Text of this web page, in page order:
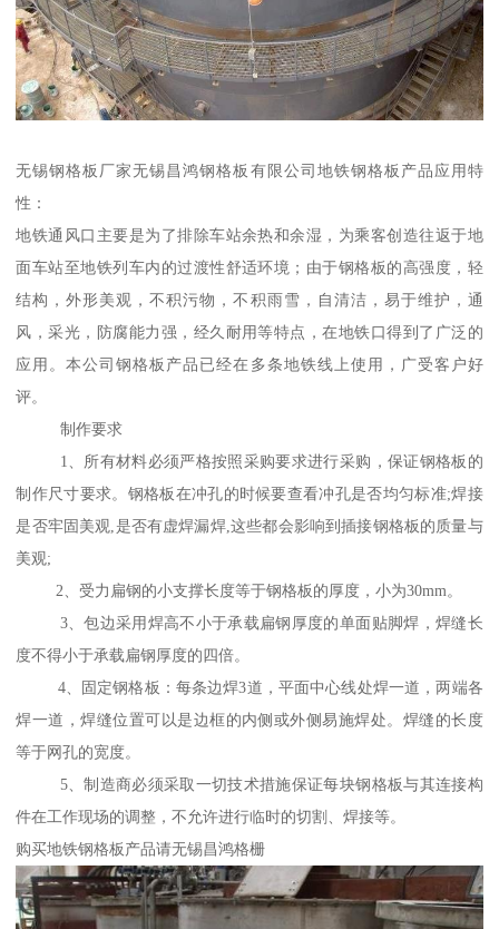
无锡钢格板厂家无锡昌鸿钢格板有限公司地铁钢格板产品应用特
性：
地铁通风口主要是为了排除车站余热和余湿，为乘客创造往返于地
面车站至地铁列车内的过渡性舒适环境；由于钢格板的高强度，轻
结构，外形美观，不积污物，不积雨雪，自清洁，易于维护，通
风，采光，防腐能力强，经久耐用等特点，在地铁口得到了广泛的
应用。本公司钢格板产品已经在多条地铁线上使用，广受客户好
评。
制作要求
1、所有材料必须严格按照采购要求进行采购，保证钢格板的
制作尺寸要求。钢格板在冲孔的时候要查看冲孔是否均匀标准;焊接
是否牢固美观,是否有虚焊漏焊,这些都会影响到插接钢格板的质量与
美观;
2、受力扁钢的小支撑长度等于钢格板的厚度，小为30mm。
3、包边采用焊高不小于承载扁钢厚度的单面贴脚焊，焊缝长
度不得小于承载扁钢厚度的四倍。
4、固定钢格板：每条边焊3道，平面中心线处焊一道，两端各
焊一道，焊缝位置可以是边框的内侧或外侧易施焊处。焊缝的长度
等于网孔的宽度。
5、制造商必须采取一切技术措施保证每块钢格板与其连接构
件在工作现场的调整，不允许进行临时的切割、焊接等。
购买地铁钢格板产品请无锡昌鸿格栅